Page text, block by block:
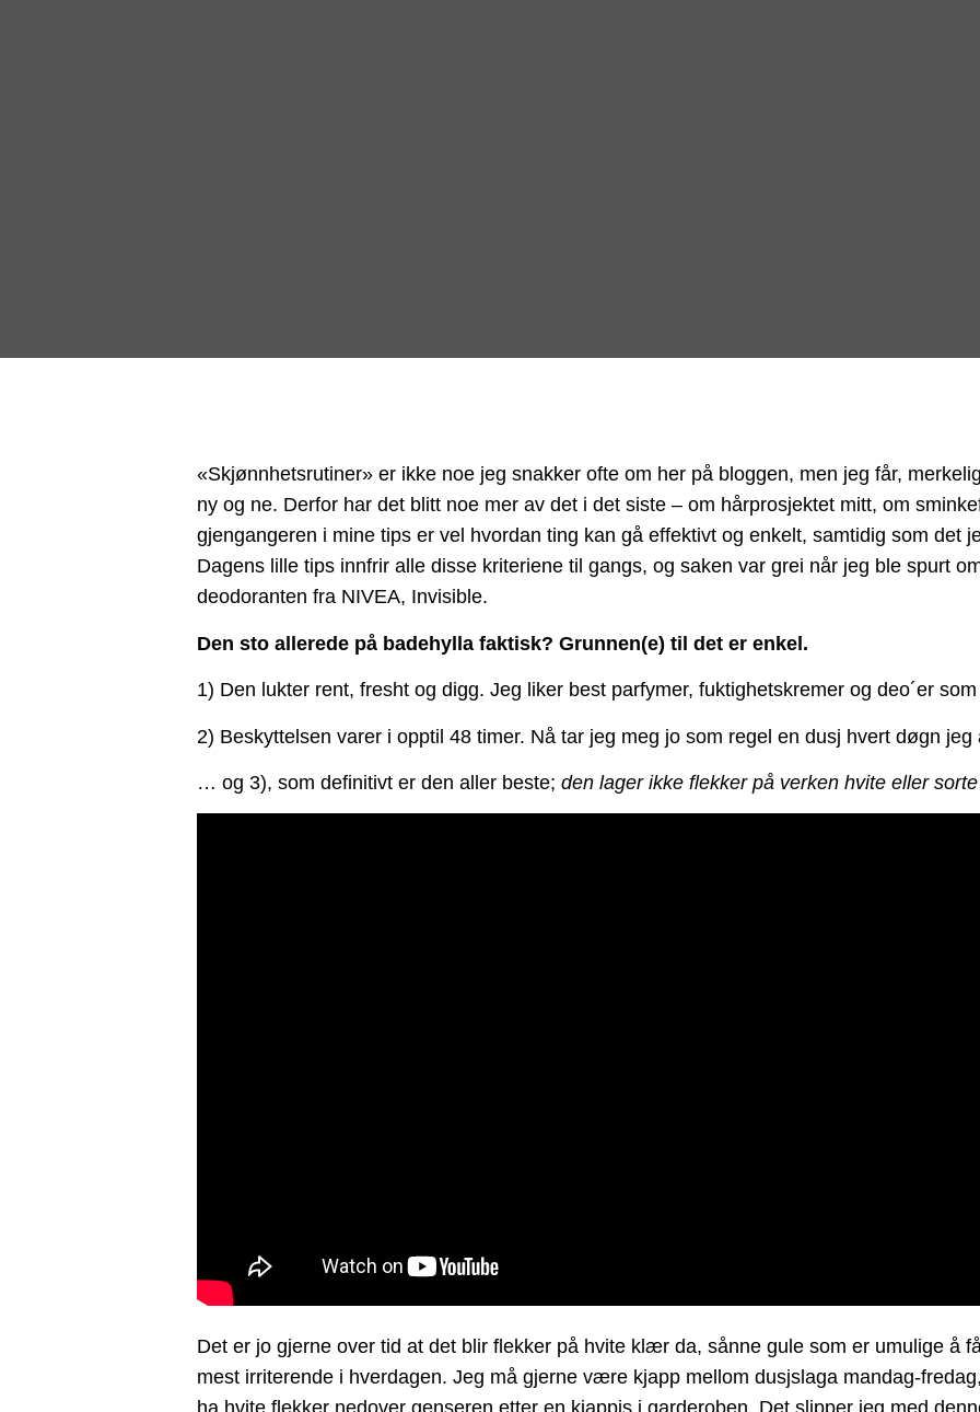
«Skjønnhetsrutiner» er ikke noe jeg snakker ofte om her på bloggen, men jeg får,
ny og ne. Derfor har det blitt noe mer av det i det siste – om hårprosjektet mitt, om
gjengangeren i mine tips er vel hvordan ting kan gå effektivt og enkelt, samtidig som det
Dagens lille tips innfrir alle disse kriteriene til gangs, og saken var grei når jeg ble spurt
deodoranten fra NIVEA, Invisible.
Den sto allerede på badehylla faktisk? Grunnen(e) til det er enkel.
1) Den lukter rent, fresht og digg. Jeg liker best parfymer, fuktighetskremer og deo´er
2) Beskyttelsen varer i opptil 48 timer. Nå tar jeg meg jo som regel en dusj hvert døgn
… og 3), som definitivt er den aller beste; den lager ikke flekker på verken hvite eller
Det er jo gjerne over tid at det blir flekker på hvite klær da, sånne gule som er umulige å
mest irriterende i hverdagen. Jeg må gjerne være kjapp mellom dusjslaga mandag-
ha hvite flekker nedover genseren etter en kjappis i garderoben. Det slipper jeg med